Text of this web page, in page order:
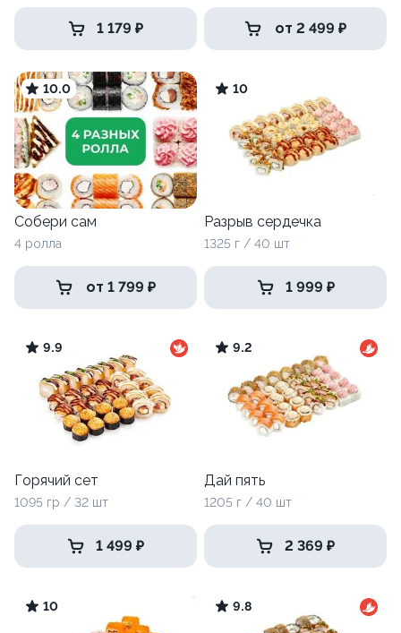
1 179 ₽ от 2 499 ₽
10.0
Собери сам
4 ролла
от 1 799 ₽
10
Разрыв сердечка
1325 г / 40 шт
1 999 ₽
9.9
Горячий сет
1095 гр / 32 шт
1 499 ₽
9.2
Дай пять
1205 г / 40 шт
2 369 ₽
10 9.8